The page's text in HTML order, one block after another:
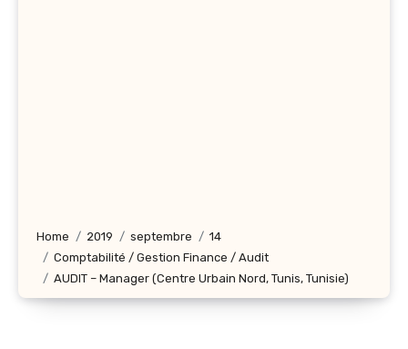
Home 2019 septembre
14
Comptabilité / Gestion Finance / Audit
AUDIT – Manager (Centre Urbain Nord, Tunis, Tunisie)